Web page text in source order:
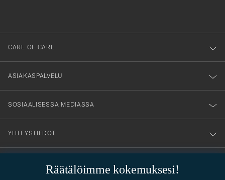
Räätälöimme kokemuksesi!
dig
till
vårt
nyhetsbrev!
CARE OF CARL
ASIAKASPALVELU
SOSIAALISESSA MEDIASSA
YHTEYSTIEDOT
PUKEUTUMISNEUVONTA